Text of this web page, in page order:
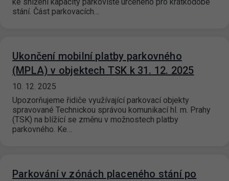
stání. Část parkovacích…
Ukončení mobilní platby parkovného
(MPLA) v objektech TSK k 31. 12. 2025
10. 12. 2025
Upozorňujeme řidiče využívající parkovací objekty
spravované Technickou správou komunikací hl. m. Prahy
(TSK) na blížící se změnu v možnostech platby
parkovného. Ke…
Parkování v zónách placeného stání po